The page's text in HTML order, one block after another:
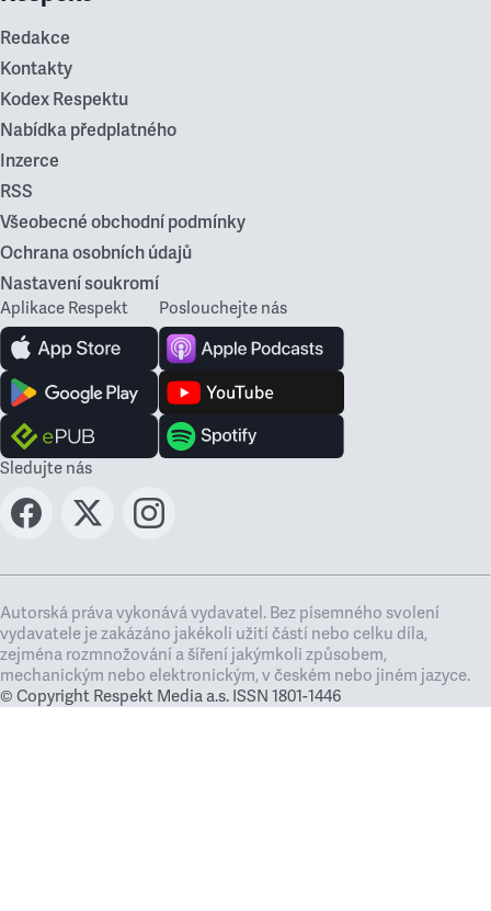
Redakce
Kontakty
Kodex Respektu
Nabídka předplatného
Inzerce
RSS
Všeobecné obchodní podmínky
Ochrana osobních údajů
Nastavení soukromí
Aplikace Respekt Poslouchejte nás
Sledujte nás
Autorská práva vykonává vydavatel. Bez písemného svolení
vydavatele je zakázáno jakékoli užití částí nebo celku díla,
zejména rozmnožování a šíření jakýmkoli způsobem,
mechanickým nebo elektronickým, v českém nebo jiném jazyce.
© Copyright Respekt Media a.s. ISSN 1801-1446